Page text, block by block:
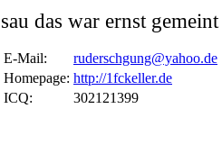
sau das war ernst
E-Mail:
ruderschgung@yahoo.de
Homepage: http://1fckeller.de
ICQ:
302121399